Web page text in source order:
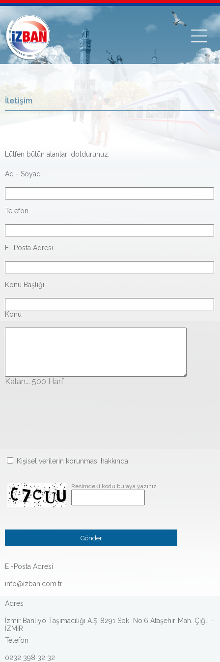
İletişim
Lütfen bütün alanları doldurunuz.
Ad - Soyad
Telefon
E -Posta Adresi
Konu Başlığı
Konu
Kalan... 500 Harf
Kişisel verilerin korunması hakkında
Resimdeki kodu buraya yazınız
E -Posta Adresi
info@izban.com.tr
Adres
İzmir Banliyö Taşımacılığı A.Ş 8291 Sok. No:6 Ataşehir Mah. Çiğli -
İZMİR
Telefon
0232 398 32 32